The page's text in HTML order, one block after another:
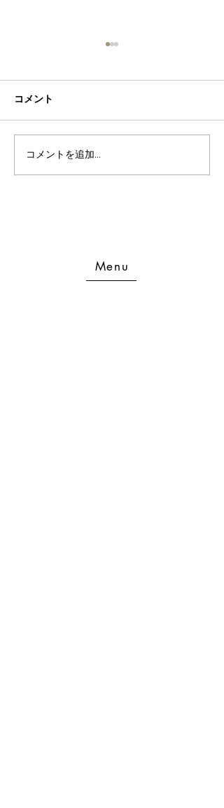
奄美大島で "なんでも揃
う" お買い物スポット「ビ
コメント
コメントを追加…
Menu